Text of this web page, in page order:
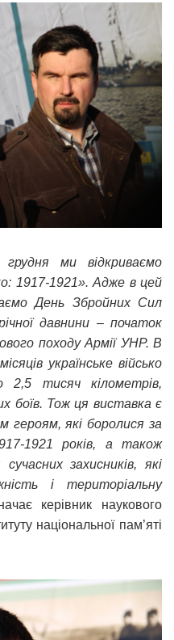
ми відкриваємо
1917-1921». Адже в цей
День Збройних Сил
давнини – початок
походу Армії УНР. В
українське військо
тисяч кілометрів,
боїв. Тож ця виставка є
героям, які боролися за
1921 років, а також
захисників, які
і територіальну
керівник наукового
національної пам’яті